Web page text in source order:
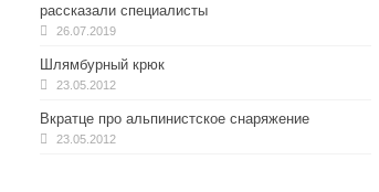
рассказали специалисты
26.07.2019
Шлямбурный крюк
23.05.2012
Вкратце про альпинистское снаряжение
23.05.2012